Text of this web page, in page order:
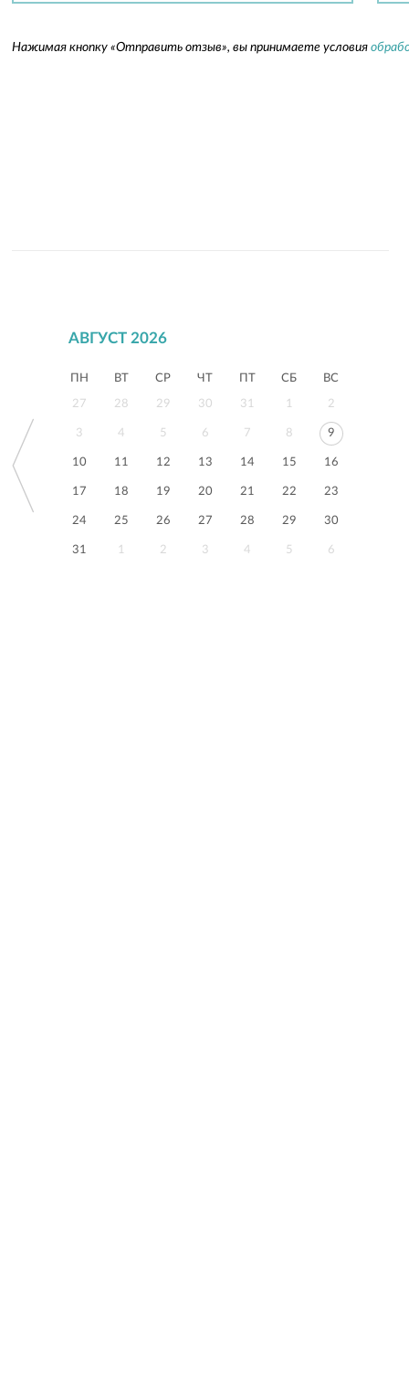
Нажимая кнопку «Отправить отзыв», вы принимаете условия
АВГУСТ 2026
ПН ВТ СР ЧТ ПТ СБ ВС
27 28 29 30 31 1 2
3 4 5 6 7 8 9
10 11 12 13 14 15 16
17 18 19 20 21 22 23
24 25 26 27 28 29 30
31 1 2 3 4 5 6